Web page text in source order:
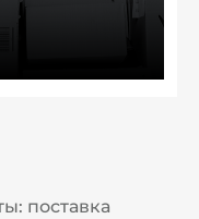
поставка